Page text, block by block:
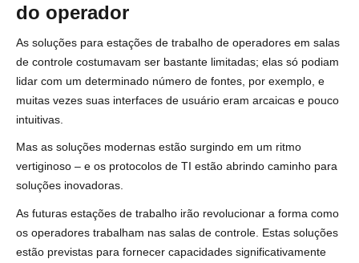
do operador
As soluções para estações de trabalho de operadores em salas
de controle costumavam ser bastante limitadas; elas só podiam
lidar com um determinado número de fontes, por exemplo, e
muitas vezes suas interfaces de usuário eram arcaicas e pouco
intuitivas.
Mas as soluções modernas estão surgindo em um ritmo
vertiginoso – e os protocolos de TI estão abrindo caminho para
soluções inovadoras.
As futuras estações de trabalho irão revolucionar a forma como
os operadores trabalham nas salas de controle. Estas soluções
estão previstas para fornecer capacidades significativamente